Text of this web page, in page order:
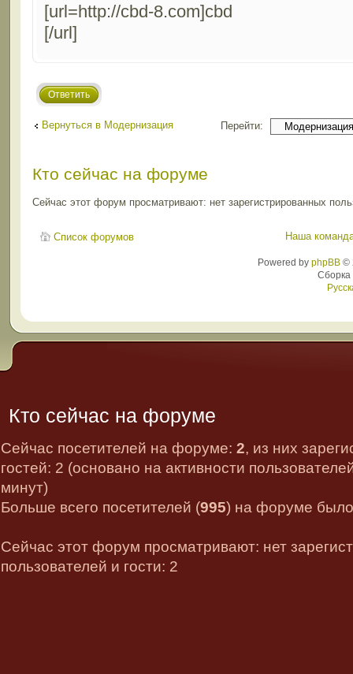
[url=http://cbd-8.com]cbd
[/url]
Ответить
Вернуться в Модернизация Перейти:
Кто сейчас на форуме
Сейчас этот форум просматривают: нет зарегистрированных
Список форумов Наша
Powered by phpBB©
Кто сейчас на форуме
Сейчас посетителей на форуме: 2, из них
гостей: 2 (основано на активности
минут)
Больше всего посетителей (995) на форуме
Сейчас этот форум просматривают: нет
пользователей и гости: 2